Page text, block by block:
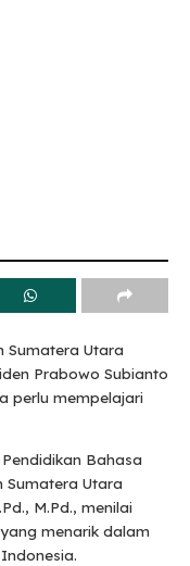
Sumatera Utara
Prabowo Subianto
perlu mempelajari
Bahasa
Sumatera Utara
M.Pd., menilai
menarik dalam